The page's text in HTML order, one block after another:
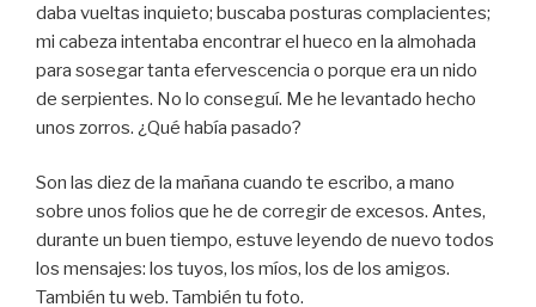
daba vueltas inquieto; buscaba posturas complacientes;
mi cabeza intentaba encontrar el hueco en la almohada
para sosegar tanta efervescencia o porque era un nido
de serpientes. No lo conseguí. Me he levantado hecho
unos zorros. ¿Qué había pasado?
Son las diez de la mañana cuando te escribo, a mano
sobre unos folios que he de corregir de excesos. Antes,
durante un buen tiempo, estuve leyendo de nuevo todos
los mensajes: los tuyos, los míos, los de los amigos.
También tu web. También tu foto.